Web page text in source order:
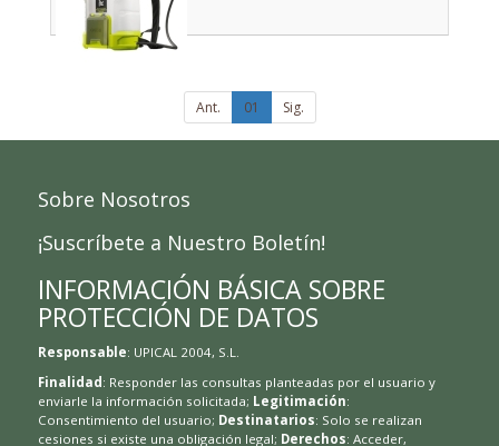
Ant. 01 Sig.
Sobre Nosotros
¡Suscríbete a Nuestro Boletín!
INFORMACIÓN BÁSICA SOBRE
PROTECCIÓN DE DATOS
Responsable: UPICAL 2004, S.L.
Finalidad : Responder las consultas planteadas por el usuario y
enviarle la información solicitada; Legitimación:
Consentimiento del usuario; Destinatarios: Solo se realizan
cesiones si existe una obligación legal; Derechos: Acceder,